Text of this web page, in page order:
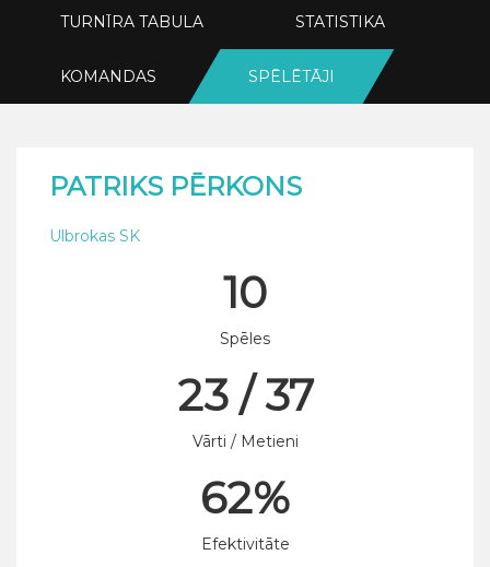
TURNĪRA TABULA STATISTIKA
KOMANDAS SPĒLĒTĀJI
PATRIKS PĒRKONS
Ulbrokas SK
10
Spēles
23 / 37
Vārti / Metieni
62%
Efektivitāte